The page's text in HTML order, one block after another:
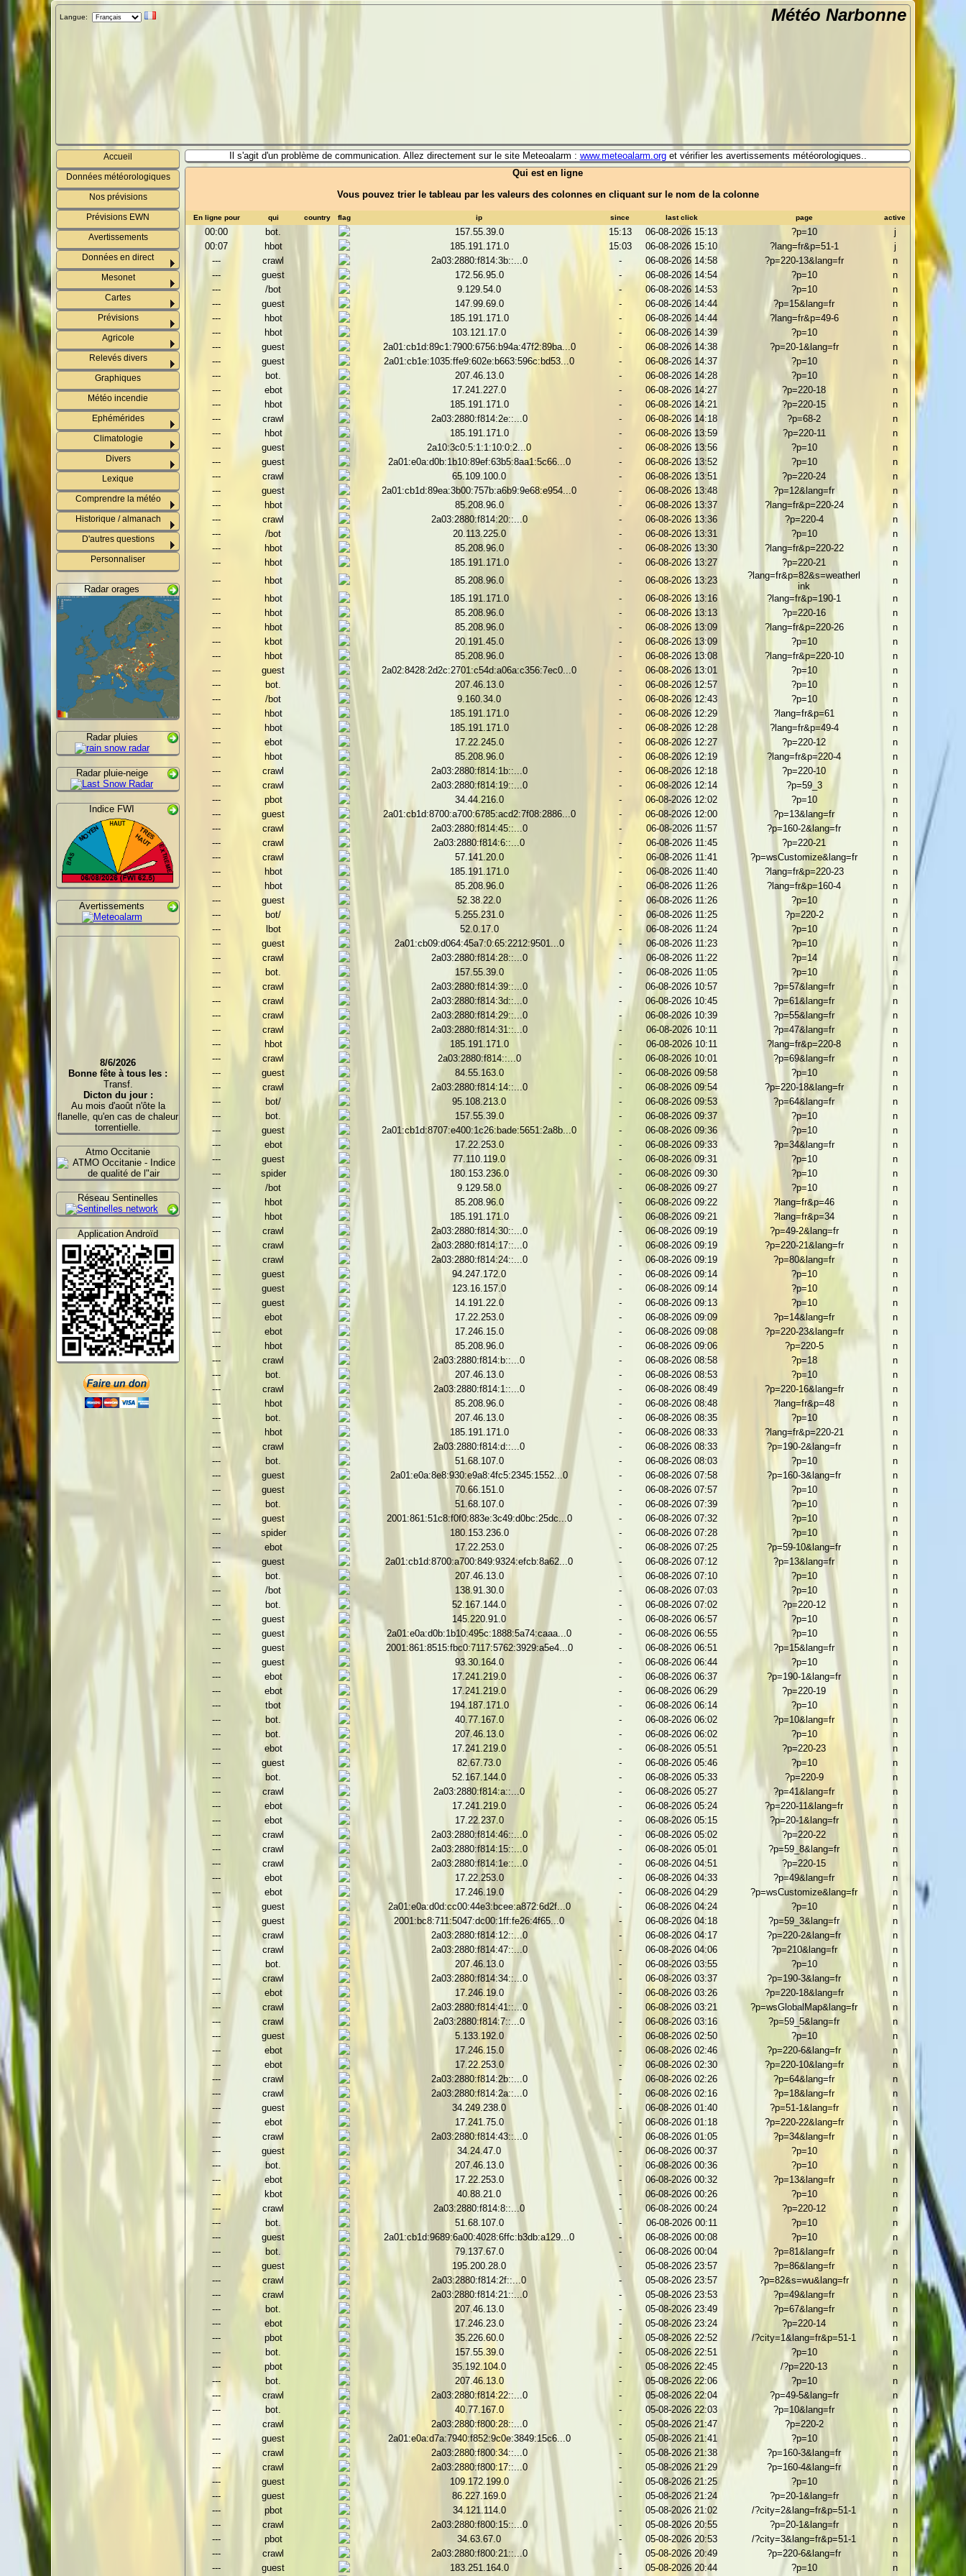
Langue: Météo Narbonne
Accueil
Données météorologiques
Nos prévisions
Prévisions EWN
Avertissements
Données en direct
Mesonet
Cartes
Prévisions
Agricole
Relevés divers
Graphiques
Météo incendie
Ephémérides
Climatologie
Divers
Lexique
Comprendre la météo
Historique / almanach
D'autres questions
Personnaliser
Radar orages
Radar pluies
Radar pluie-neige
Indice FWI
Avertissements
8/6/2026
Bonne fête à tous les :
Transf.
Dicton du jour :
Au mois d'août n'ôte la
flanelle, qu'en cas de chaleur
torrentielle.
Atmo Occitanie
Réseau Sentinelles
Application Androïd
Il s'agit d'un problème de communication. Allez directement sur le site Meteoalarm : www.meteoalarm.orget vérifier les avertissements météorologiques..
Qui est en ligne
Vous pouvez trier le tableau par les valeurs des colonnes en cliquant sur le nom de la colonne
En ligne pour qui country flag ip since last click page active
00:00 bot. 157.55.39.0 15:13 06-08-2026 15:13 ?p=10
j
00:07
hbot 185.191.171.0 15:03 06-08-2026 15:10 ?lang=fr&p=51-1
j
---
crawl 2a03:2880:f814:3b::...0 - 06-08-2026 14:58 ?p=220-13&lang=fr
n
---
guest 172.56.95.0 - 06-08-2026 14:54 ?p=10
n
---
/bot 9.129.54.0 - 06-08-2026 14:53 ?p=10
n
---
guest 147.99.69.0 - 06-08-2026 14:44 ?p=15&lang=fr
n
---
hbot 185.191.171.0 - 06-08-2026 14:44 ?lang=fr&p=49-6
n
---
hbot 103.121.17.0 - 06-08-2026 14:39 ?p=10
n
---
guest 2a01:cb1d:89c1:7900:6756:b94a:47f2:89ba...0 - 06-08-2026 14:38 ?p=20-1&lang=fr
n
---
guest 2a01:cb1e:1035:ffe9:602e:b663:596c:bd53...0 - 06-08-2026 14:37 ?p=10
n
---
bot. 207.46.13.0 - 06-08-2026 14:28 ?p=10
n
---
ebot 17.241.227.0 - 06-08-2026 14:27 ?p=220-18
n
---
hbot 185.191.171.0 - 06-08-2026 14:21 ?p=220-15
n
---
crawl 2a03:2880:f814:2e::...0 - 06-08-2026 14:18 ?p=68-2
n
---
hbot 185.191.171.0 - 06-08-2026 13:59 ?p=220-11
n
---
guest 2a10:3c0:5:1:1:10:0:2...0 - 06-08-2026 13:56 ?p=10
n
---
guest 2a01:e0a:d0b:1b10:89ef:63b5:8aa1:5c66...0 - 06-08-2026 13:52 ?p=10
n
---
crawl 65.109.100.0 - 06-08-2026 13:51 ?p=220-24
n
---
guest 2a01:cb1d:89ea:3b00:757b:a6b9:9e68:e954...0 - 06-08-2026 13:48 ?p=12&lang=fr
n
---
hbot 85.208.96.0 - 06-08-2026 13:37 ?lang=fr&p=220-24
n
---
crawl 2a03:2880:f814:20::...0 - 06-08-2026 13:36 ?p=220-4
n
---
/bot 20.113.225.0 - 06-08-2026 13:31 ?p=10
n
---
hbot 85.208.96.0 - 06-08-2026 13:30 ?lang=fr&p=220-22
n
---
hbot 185.191.171.0 - 06-08-2026 13:27 ?p=220-21
n
---
hbot 85.208.96.0 - 06-08-2026 13:23
?lang=fr&p=82&s=weatherl
ink
n
---
hbot 185.191.171.0 - 06-08-2026 13:16 ?lang=fr&p=190-1
n
---
hbot 85.208.96.0 - 06-08-2026 13:13 ?p=220-16
n
---
hbot 85.208.96.0 - 06-08-2026 13:09 ?lang=fr&p=220-26
n
---
kbot 20.191.45.0 - 06-08-2026 13:09 ?p=10
n
---
hbot 85.208.96.0 - 06-08-2026 13:08 ?lang=fr&p=220-10
n
---
guest 2a02:8428:2d2c:2701:c54d:a06a:c356:7ec0...0 - 06-08-2026 13:01 ?p=10
n
---
bot. 207.46.13.0 - 06-08-2026 12:57 ?p=10
n
---
/bot 9.160.34.0 - 06-08-2026 12:43 ?p=10
n
---
hbot 185.191.171.0 - 06-08-2026 12:29 ?lang=fr&p=61
n
---
hbot 185.191.171.0 - 06-08-2026 12:28 ?lang=fr&p=49-4
n
---
ebot 17.22.245.0 - 06-08-2026 12:27 ?p=220-12
n
---
hbot 85.208.96.0 - 06-08-2026 12:19 ?lang=fr&p=220-4
n
---
crawl 2a03:2880:f814:1b::...0 - 06-08-2026 12:18 ?p=220-10
n
---
crawl 2a03:2880:f814:19::...0 - 06-08-2026 12:14 ?p=59_3
n
---
pbot 34.44.216.0 - 06-08-2026 12:02 ?p=10
n
---
guest 2a01:cb1d:8700:a700:6785:acd2:7f08:2886...0 - 06-08-2026 12:00 ?p=13&lang=fr
n
---
crawl 2a03:2880:f814:45::...0 - 06-08-2026 11:57 ?p=160-2&lang=fr
n
---
crawl 2a03:2880:f814:6::...0 - 06-08-2026 11:45 ?p=220-21
n
---
crawl 57.141.20.0 - 06-08-2026 11:41 ?p=wsCustomize&lang=fr
n
---
hbot 185.191.171.0 - 06-08-2026 11:40 ?lang=fr&p=220-23
n
---
hbot 85.208.96.0 - 06-08-2026 11:26 ?lang=fr&p=160-4
n
---
guest 52.38.22.0 - 06-08-2026 11:26 ?p=10
n
---
bot/ 5.255.231.0 - 06-08-2026 11:25 ?p=220-2
n
---
lbot 52.0.17.0 - 06-08-2026 11:24 ?p=10
n
---
guest 2a01:cb09:d064:45a7:0:65:2212:9501...0 - 06-08-2026 11:23 ?p=10
n
---
crawl 2a03:2880:f814:28::...0 - 06-08-2026 11:22 ?p=14
n
---
bot. 157.55.39.0 - 06-08-2026 11:05 ?p=10
n
---
crawl 2a03:2880:f814:39::...0 - 06-08-2026 10:57 ?p=57&lang=fr
n
---
crawl 2a03:2880:f814:3d::...0 - 06-08-2026 10:45 ?p=61&lang=fr
n
---
crawl 2a03:2880:f814:29::...0 - 06-08-2026 10:39 ?p=55&lang=fr
n
---
crawl 2a03:2880:f814:31::...0 - 06-08-2026 10:11 ?p=47&lang=fr
n
---
hbot 185.191.171.0 - 06-08-2026 10:11 ?lang=fr&p=220-8
n
---
crawl 2a03:2880:f814::...0 - 06-08-2026 10:01 ?p=69&lang=fr
n
---
guest 84.55.163.0 - 06-08-2026 09:58 ?p=10
n
---
crawl 2a03:2880:f814:14::...0 - 06-08-2026 09:54 ?p=220-18&lang=fr
n
---
bot/ 95.108.213.0 - 06-08-2026 09:53 ?p=64&lang=fr
n
---
bot. 157.55.39.0 - 06-08-2026 09:37 ?p=10
n
---
guest 2a01:cb1d:8707:e400:1c26:bade:5651:2a8b...0 - 06-08-2026 09:36 ?p=10
n
---
ebot 17.22.253.0 - 06-08-2026 09:33 ?p=34&lang=fr
n
---
guest 77.110.119.0 - 06-08-2026 09:31 ?p=10
n
---
spider 180.153.236.0 - 06-08-2026 09:30 ?p=10
n
---
/bot 9.129.58.0 - 06-08-2026 09:27 ?p=10
n
---
hbot 85.208.96.0 - 06-08-2026 09:22 ?lang=fr&p=46
n
---
hbot 185.191.171.0 - 06-08-2026 09:21 ?lang=fr&p=34
n
---
crawl 2a03:2880:f814:30::...0 - 06-08-2026 09:19 ?p=49-2&lang=fr
n
---
crawl 2a03:2880:f814:17::...0 - 06-08-2026 09:19 ?p=220-21&lang=fr
n
---
crawl 2a03:2880:f814:24::...0 - 06-08-2026 09:19 ?p=80&lang=fr
n
---
guest 94.247.172.0 - 06-08-2026 09:14 ?p=10
n
---
guest 123.16.157.0 - 06-08-2026 09:14 ?p=10
n
---
guest 14.191.22.0 - 06-08-2026 09:13 ?p=10
n
---
ebot 17.22.253.0 - 06-08-2026 09:09 ?p=14&lang=fr
n
---
ebot 17.246.15.0 - 06-08-2026 09:08 ?p=220-23&lang=fr
n
---
hbot 85.208.96.0 - 06-08-2026 09:06 ?p=220-5
n
---
crawl 2a03:2880:f814:b::...0 - 06-08-2026 08:58 ?p=18
n
---
bot. 207.46.13.0 - 06-08-2026 08:53 ?p=10
n
---
crawl 2a03:2880:f814:1::...0 - 06-08-2026 08:49 ?p=220-16&lang=fr
n
---
hbot 85.208.96.0 - 06-08-2026 08:48 ?lang=fr&p=48
n
---
bot. 207.46.13.0 - 06-08-2026 08:35 ?p=10
n
---
hbot 185.191.171.0 - 06-08-2026 08:33 ?lang=fr&p=220-21
n
---
crawl 2a03:2880:f814:d::...0 - 06-08-2026 08:33 ?p=190-2&lang=fr
n
---
bot. 51.68.107.0 - 06-08-2026 08:03 ?p=10
n
---
guest 2a01:e0a:8e8:930:e9a8:4fc5:2345:1552...0 - 06-08-2026 07:58 ?p=160-3&lang=fr
n
---
guest 70.66.151.0 - 06-08-2026 07:57 ?p=10
n
---
bot. 51.68.107.0 - 06-08-2026 07:39 ?p=10
n
---
guest 2001:861:51c8:f0f0:883e:3c49:d0bc:25dc...0 - 06-08-2026 07:32 ?p=10
n
---
spider 180.153.236.0 - 06-08-2026 07:28 ?p=10
n
---
ebot 17.22.253.0 - 06-08-2026 07:25 ?p=59-10&lang=fr
n
---
guest 2a01:cb1d:8700:a700:849:9324:efcb:8a62...0 - 06-08-2026 07:12 ?p=13&lang=fr
n
---
bot. 207.46.13.0 - 06-08-2026 07:10 ?p=10
n
---
/bot 138.91.30.0 - 06-08-2026 07:03 ?p=10
n
---
bot. 52.167.144.0 - 06-08-2026 07:02 ?p=220-12
n
---
guest 145.220.91.0 - 06-08-2026 06:57 ?p=10
n
---
guest 2a01:e0a:d0b:1b10:495c:1888:5a74:caaa...0 - 06-08-2026 06:55 ?p=10
n
---
guest 2001:861:8515:fbc0:7117:5762:3929:a5e4...0 - 06-08-2026 06:51 ?p=15&lang=fr
n
---
guest 93.30.164.0 - 06-08-2026 06:44 ?p=10
n
---
ebot 17.241.219.0 - 06-08-2026 06:37 ?p=190-1&lang=fr
n
---
ebot 17.241.219.0 - 06-08-2026 06:29 ?p=220-19
n
---
tbot 194.187.171.0 - 06-08-2026 06:14 ?p=10
n
---
bot. 40.77.167.0 - 06-08-2026 06:02 ?p=10&lang=fr
n
---
bot. 207.46.13.0 - 06-08-2026 06:02 ?p=10
n
---
ebot 17.241.219.0 - 06-08-2026 05:51 ?p=220-23
n
---
guest 82.67.73.0 - 06-08-2026 05:46 ?p=10
n
---
bot. 52.167.144.0 - 06-08-2026 05:33 ?p=220-9
n
---
crawl 2a03:2880:f814:a::...0 - 06-08-2026 05:27 ?p=41&lang=fr
n
---
ebot 17.241.219.0 - 06-08-2026 05:24 ?p=220-11&lang=fr
n
---
ebot 17.22.237.0 - 06-08-2026 05:15 ?p=20-1&lang=fr
n
---
crawl 2a03:2880:f814:46::...0 - 06-08-2026 05:02 ?p=220-22
n
---
crawl 2a03:2880:f814:15::...0 - 06-08-2026 05:01 ?p=59_8&lang=fr
n
---
crawl 2a03:2880:f814:1e::...0 - 06-08-2026 04:51 ?p=220-15
n
---
ebot 17.22.253.0 - 06-08-2026 04:33 ?p=49&lang=fr
n
---
ebot 17.246.19.0 - 06-08-2026 04:29 ?p=wsCustomize&lang=fr
n
---
guest 2a01:e0a:d0d:cc00:44e3:bcee:a872:6d2f...0 - 06-08-2026 04:24 ?p=10
n
---
guest 2001:bc8:711:5047:dc00:1ff:fe26:4f65...0 - 06-08-2026 04:18 ?p=59_3&lang=fr
n
---
crawl 2a03:2880:f814:12::...0 - 06-08-2026 04:17 ?p=220-2&lang=fr
n
---
crawl 2a03:2880:f814:47::...0 - 06-08-2026 04:06 ?p=210&lang=fr
n
---
bot. 207.46.13.0 - 06-08-2026 03:55 ?p=10
n
---
crawl 2a03:2880:f814:34::...0 - 06-08-2026 03:37 ?p=190-3&lang=fr
n
---
ebot 17.246.19.0 - 06-08-2026 03:26 ?p=220-18&lang=fr
n
---
crawl 2a03:2880:f814:41::...0 - 06-08-2026 03:21 ?p=wsGlobalMap&lang=fr
n
---
crawl 2a03:2880:f814:7::...0 - 06-08-2026 03:16 ?p=59_5&lang=fr
n
---
guest 5.133.192.0 - 06-08-2026 02:50 ?p=10
n
---
ebot 17.246.15.0 - 06-08-2026 02:46 ?p=220-6&lang=fr
n
---
ebot 17.22.253.0 - 06-08-2026 02:30 ?p=220-10&lang=fr
n
---
crawl 2a03:2880:f814:2b::...0 - 06-08-2026 02:26 ?p=64&lang=fr
n
---
crawl 2a03:2880:f814:2a::...0 - 06-08-2026 02:16 ?p=18&lang=fr
n
---
guest 34.249.238.0 - 06-08-2026 01:40 ?p=51-1&lang=fr
n
---
ebot 17.241.75.0 - 06-08-2026 01:18 ?p=220-22&lang=fr
n
---
crawl 2a03:2880:f814:43::...0 - 06-08-2026 01:05 ?p=34&lang=fr
n
---
guest 34.24.47.0 - 06-08-2026 00:37 ?p=10
n
---
bot. 207.46.13.0 - 06-08-2026 00:36 ?p=10
n
---
ebot 17.22.253.0 - 06-08-2026 00:32 ?p=13&lang=fr
n
---
kbot 40.88.21.0 - 06-08-2026 00:26 ?p=10
n
---
crawl 2a03:2880:f814:8::...0 - 06-08-2026 00:24 ?p=220-12
n
---
bot. 51.68.107.0 - 06-08-2026 00:11 ?p=10
n
---
guest 2a01:cb1d:9689:6a00:4028:6ffc:b3db:a129...0 - 06-08-2026 00:08 ?p=10
n
---
bot. 79.137.67.0 - 06-08-2026 00:04 ?p=81&lang=fr
n
---
guest 195.200.28.0 - 05-08-2026 23:57 ?p=86&lang=fr
n
---
crawl 2a03:2880:f814:2f::...0 - 05-08-2026 23:57 ?p=82&s=wu&lang=fr
n
---
crawl 2a03:2880:f814:21::...0 - 05-08-2026 23:53 ?p=49&lang=fr
n
---
bot. 207.46.13.0 - 05-08-2026 23:49 ?p=67&lang=fr
n
---
ebot 17.246.23.0 - 05-08-2026 23:24 ?p=220-14
n
---
pbot 35.226.60.0 - 05-08-2026 22:52 /?city=1&lang=fr&p=51-1
n
---
bot. 157.55.39.0 - 05-08-2026 22:51 ?p=10
n
---
pbot 35.192.104.0 - 05-08-2026 22:45 /?p=220-13
n
---
bot. 207.46.13.0 - 05-08-2026 22:06 ?p=10
n
---
crawl 2a03:2880:f814:22::...0 - 05-08-2026 22:04 ?p=49-5&lang=fr
n
---
bot. 40.77.167.0 - 05-08-2026 22:03 ?p=10&lang=fr
n
---
crawl 2a03:2880:f800:28::...0 - 05-08-2026 21:47 ?p=220-2
n
---
guest 2a01:e0a:d7a:7940:f852:9c0e:3849:15c6...0 - 05-08-2026 21:41 ?p=10
n
---
crawl 2a03:2880:f800:34::...0 - 05-08-2026 21:38 ?p=160-3&lang=fr
n
---
crawl 2a03:2880:f800:17::...0 - 05-08-2026 21:29 ?p=160-4&lang=fr
n
---
guest 109.172.199.0 - 05-08-2026 21:25 ?p=10
n
---
guest 86.227.169.0 - 05-08-2026 21:24 ?p=20-1&lang=fr
n
---
pbot 34.121.114.0 - 05-08-2026 21:02 /?city=2&lang=fr&p=51-1
n
---
crawl 2a03:2880:f800:15::...0 - 05-08-2026 20:55 ?p=20-1&lang=fr
n
---
pbot 34.63.67.0 - 05-08-2026 20:53 /?city=3&lang=fr&p=51-1
n
---
crawl 2a03:2880:f800:21::...0 - 05-08-2026 20:49 ?p=220-6&lang=fr
n
---
guest 183.251.164.0 - 05-08-2026 20:44 ?p=10 n